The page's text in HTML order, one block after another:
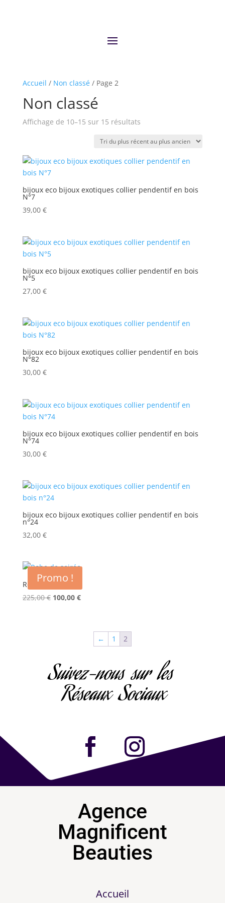
Accueil / Non classé/ Page 2
Non classé
Affichage de 10–15 sur 15 résultatsTrié
plus
au
ancien
bijoux eco bijoux exotiques collier pendentif en bois
N°7
39,00 €
bijoux eco bijoux exotiques collier pendentif en bois
N°5
27,00 €
bijoux eco bijoux exotiques collier pendentif en bois
N°82
30,00 €
bijoux eco bijoux exotiques collier pendentif en bois
N°74
30,00 €
bijoux eco bijoux exotiques collier pendentif en bois
n°24
32,00 €
Promo !
Robe de soirée
225,00€ Le
100,00 €Le
est :
100,00 €.
← 1 2
Suivez-nous sur les
Réseaux Sociaux
Agence
Magnificent
Beauties
Accueil